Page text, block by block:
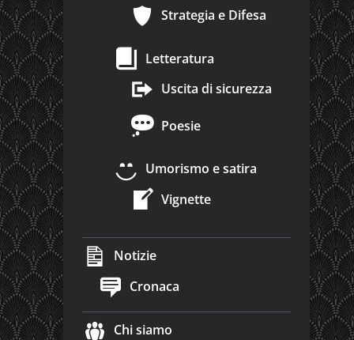
Strategia e Difesa
Letteratura
Uscita di sicurezza
Poesie
Umorismo e satira
Vignette
Notizie
Cronaca
Chi siamo